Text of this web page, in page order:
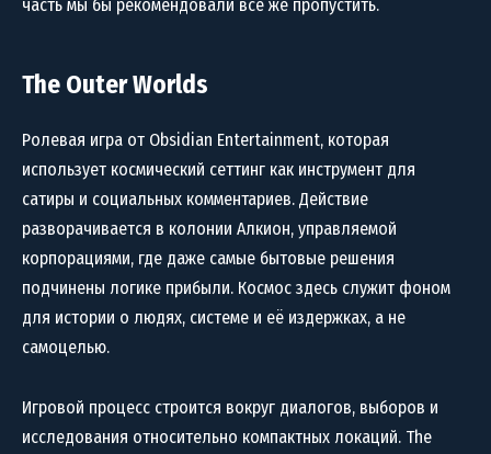
часть мы бы рекомендовали всё же пропустить.
The Outer Worlds
Ролевая игра от Obsidian Entertainment, которая
использует космический сеттинг как инструмент для
сатиры и социальных комментариев. Действие
разворачивается в колонии Алкион, управляемой
корпорациями, где даже самые бытовые решения
подчинены логике прибыли. Космос здесь служит фоном
для истории о людях, системе и её издержках, а не
самоцелью.
Игровой процесс строится вокруг диалогов, выборов и
исследования относительно компактных локаций. The